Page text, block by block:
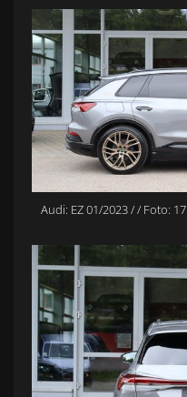
Audi: EZ 01/2023 / / Foto: 17